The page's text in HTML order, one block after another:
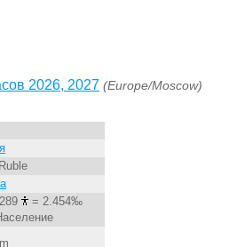
2026, 2027 (Europe/Moscow)
= 2.454‰